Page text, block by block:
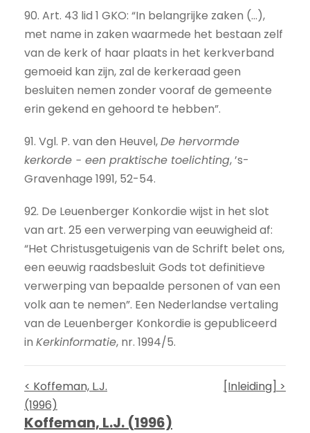
90. Art. 43 lid 1 GKO: “In belangrijke zaken (...),
met name in zaken waarmede het bestaan zelf
van de kerk of haar plaats in het kerkverband
gemoeid kan zijn, zal de kerkeraad geen
besluiten nemen zonder vooraf de gemeente
erin gekend en gehoord te hebben”.
91. Vgl. P. van den Heuvel,De hervormde
kerkorde − een praktische toelichting, ’s-
Gravenhage 1991, 52-54.
92. De Leuenberger Konkordie wijst in het slot
van art. 25 een verwerping van eeuwigheid af:
“Het Christusgetuigenis van de Schrift belet ons,
een eeuwig raadsbesluit Gods tot definitieve
verwerping van bepaalde personen of van een
volk aan te nemen”. Een Nederlandse vertaling
van de Leuenberger Konkordie is gepubliceerd
in Kerkinformatie, nr. 1994/5.
< Koffeman, L.J.
(1996)
[Inleiding] >
Koffeman, L.J. (1996)